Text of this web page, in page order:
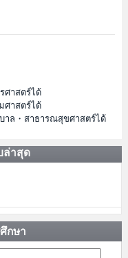
ศาสตร์ได้
ศาสตร์ได้
าล・สาธารณสุขศาสตร์ได้
ล่าสุด
กษา